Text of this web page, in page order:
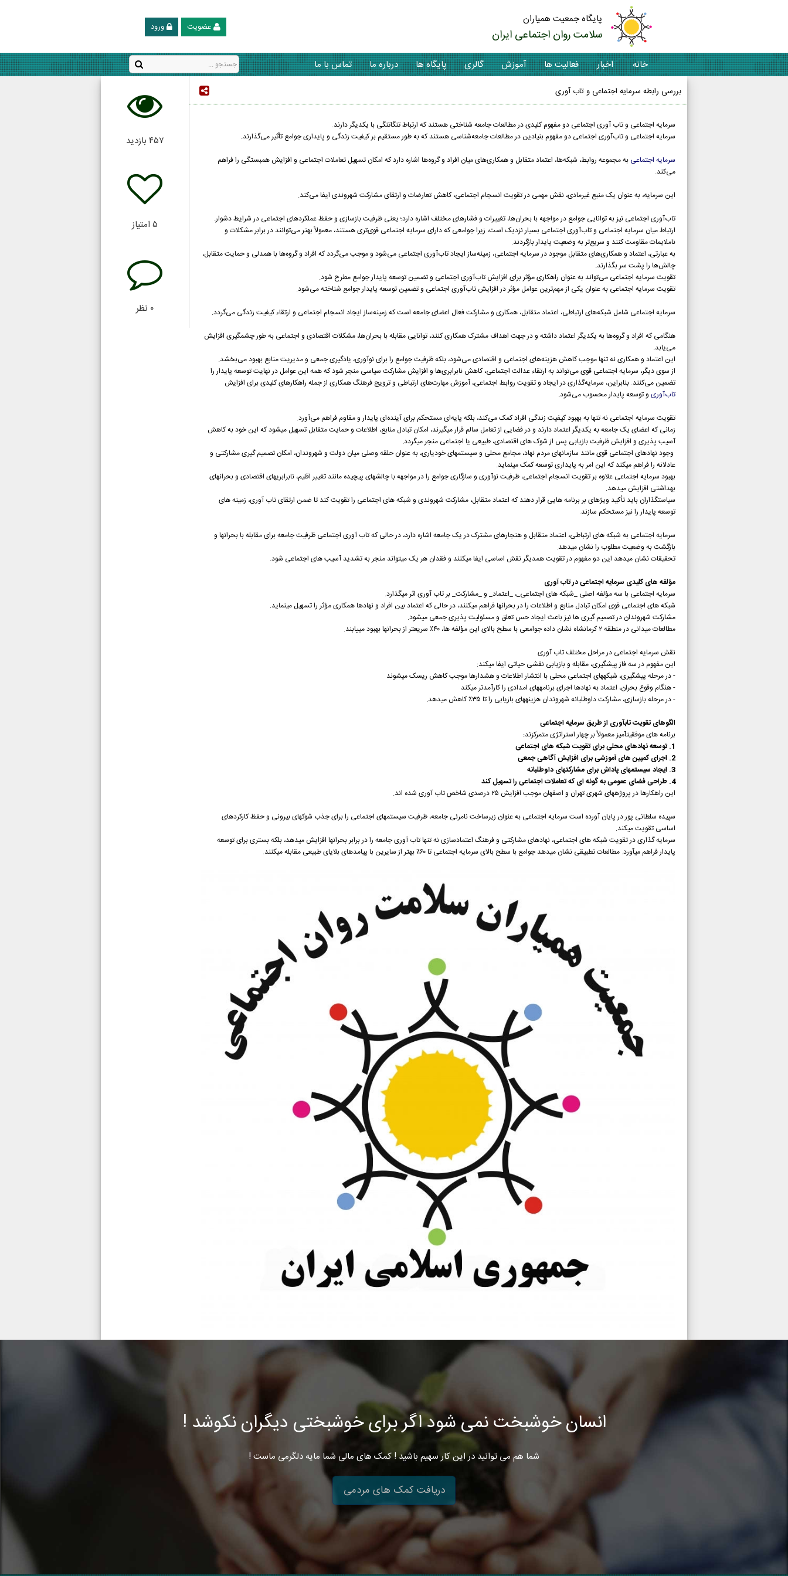
پایگاه جمعیت همیاران
سلامت روان اجتماعی ایران ورود عضویت
خانه اخبار فعالیت ها آموزش گالری پایگاه ها درباره ما تماس با ما
بررسی رابطه سرمایه اجتماعی و تاب آوری
سرمایه اجتماعی و تاب آوری اجتماعی دو مفهوم کلیدی در مطالعات جامعه شناختی هستند که ارتباط تنگاتنگی با یکدیگر دارند.
سرمایه اجتماعی و تاب‌آوری اجتماعی دو مفهوم بنیادین در مطالعات جامعه‌شناسی هستند که به طور مستقیم بر کیفیت زندگی و پایداری جوامع تأثیر می‌گذارند.
سرمایه اجتماعی به مجموعه روابط، شبکه‌ها، اعتماد متقابل و همکاری‌های میان افراد و گروه‌ها اشاره دارد که امکان تسهیل تعاملات اجتماعی و افزایش همبستگی را فراهم
می‌کند.
این سرمایه، به عنوان یک منبع غیرمادی، نقش مهمی در تقویت انسجام اجتماعی، کاهش تعارضات و ارتقای مشارکت شهروندی ایفا می‌کند.
تاب‌آوری اجتماعی نیز به توانایی جوامع در مواجهه با بحران‌ها، تغییرات و فشارهای مختلف اشاره دارد؛ یعنی ظرفیت بازسازی و حفظ عملکردهای اجتماعی در شرایط دشوار.
ارتباط میان سرمایه اجتماعی و تاب‌آوری اجتماعی بسیار نزدیک است، زیرا جوامعی که دارای سرمایه اجتماعی قوی‌تری هستند، معمولاً بهتر می‌توانند در برابر مشکلات و
ناملایمات مقاومت کنند و سریع‌تر به وضعیت پایدار بازگردند.
به عبارتی، اعتماد و همکاری‌های متقابل موجود در سرمایه اجتماعی، زمینه‌ساز ایجاد تاب‌آوری اجتماعی می‌شود و موجب می‌گردد که افراد و گروه‌ها با همدلی و حمایت متقابل،
چالش‌ها را پشت سر بگذارند.
تقویت سرمایه اجتماعی می‌تواند به عنوان راهکاری مؤثر برای افزایش تاب‌آوری اجتماعی و تضمین توسعه پایدار جوامع مطرح شود.
تقویت سرمایه اجتماعی به عنوان یکی از مهم‌ترین عوامل مؤثر در افزایش تاب‌آوری اجتماعی و تضمین توسعه پایدار جوامع شناخته می‌شود.
سرمایه اجتماعی شامل شبکه‌های ارتباطی، اعتماد متقابل، همکاری و مشارکت فعال اعضای جامعه است که زمینه‌ساز ایجاد انسجام اجتماعی و ارتقاء کیفیت زندگی می‌گردد.
هنگامی که افراد و گروه‌ها به یکدیگر اعتماد داشته و در جهت اهداف مشترک همکاری کنند، توانایی مقابله با بحران‌ها، مشکلات اقتصادی و اجتماعی به طور چشمگیری افزایش
می‌یابد.
این اعتماد و همکاری نه تنها موجب کاهش هزینه‌های اجتماعی و اقتصادی می‌شود، بلکه ظرفیت جوامع را برای نوآوری، یادگیری جمعی و مدیریت منابع بهبود می‌بخشد.
از سوی دیگر، سرمایه اجتماعی قوی می‌تواند به ارتقاء عدالت اجتماعی، کاهش نابرابری‌ها و افزایش مشارکت سیاسی منجر شود که همه این عوامل در نهایت توسعه پایدار را
تضمین می‌کنند. بنابراین، سرمایه‌گذاری در ایجاد و تقویت روابط اجتماعی، آموزش مهارت‌های ارتباطی و ترویج فرهنگ همکاری از جمله راهکارهای کلیدی برای افزایش
تاب‌آوری و توسعه پایدار محسوب می‌شود.
تقویت سرمایه اجتماعی نه تنها به بهبود کیفیت زندگی افراد کمک می‌کند، بلکه پایه‌ای مستحکم برای آینده‌ای پایدار و مقاوم فراهم می‌آورد.
زمانی که اعضای یک جامعه به یکدیگر اعتماد دارند و در فضایی از تعامل سالم قرار میگیرند، امکان تبادل منابع، اطلاعات و حمایت متقابل تسهیل میشود که این خود به کاهش
آسیب پذیری و افزایش ظرفیت بازیابی پس از شوک های اقتصادی، طبیعی یا اجتماعی منجر میگردد.
وجود نهادهای اجتماعی قوی مانند سازمانهای مردم نهاد، مجامع محلی و سیستمهای خودیاری، به عنوان حلقه وصلی میان دولت و شهروندان، امکان تصمیم گیری مشارکتی و
عادلانه را فراهم میکند که این امر به پایداری توسعه کمک مینماید.
بهبود سرمایه اجتماعی علاوه بر تقویت انسجام اجتماعی، ظرفیت نوآوری و سازگاری جوامع را در مواجهه با چالشهای پیچیده مانند تغییر اقلیم، نابرابریهای اقتصادی و بحرانهای
بهداشتی افزایش میدهد.
سیاستگذاران باید تأکید ویژهای بر برنامه هایی قرار دهند که اعتماد متقابل، مشارکت شهروندی و شبکه های اجتماعی را تقویت کند تا ضمن ارتقای تاب آوری، زمینه های
توسعه پایدار را نیز مستحکم سازند.
سرمایه اجتماعی به شبکه های ارتباطی، اعتماد متقابل و هنجارهای مشترک در یک جامعه اشاره دارد، در حالی که تاب آوری اجتماعی ظرفیت جامعه برای مقابله با بحرانها و
بازگشت به وضعیت مطلوب را نشان میدهد.
تحقیقات نشان میدهد این دو مفهوم در تقویت همدیگر نقش اساسی ایفا میکنند و فقدان هر یک میتواند منجر به تشدید آسیب های اجتماعی شود.
مؤلفه های کلیدی سرمایه اجتماعی در تاب آوری
سرمایه اجتماعی با سه مؤلفه اصلی _شبکه های اجتماعی_، _اعتماد_ و _مشارکت_ بر تاب آوری اثر میگذارد.
شبکه های اجتماعی قوی امکان تبادل منابع و اطلاعات را در بحرانها فراهم میکنند، در حالی که اعتماد بین افراد و نهادها همکاری مؤثر را تسهیل مینماید.
مشارکت شهروندان در تصمیم گیری ها نیز باعث ایجاد حس تعلق و مسئولیت پذیری جمعی میشود.
مطالعات میدانی در منطقه ۲ کرمانشاه نشان داده جوامعی با سطح بالای این مؤلفه ها، ۴۰٪ سریعتر از بحرانها بهبود مییابند.
نقش سرمایه اجتماعی در مراحل مختلف تاب آوری
این مفهوم در سه فاز پیشگیری، مقابله و بازیابی نقشی حیاتی ایفا میکند:
- در مرحله پیشگیری، شبکههای اجتماعی محلی با انتشار اطلاعات و هشدارها موجب کاهش ریسک میشوند
- هنگام وقوع بحران، اعتماد به نهادها اجرای برنامههای امدادی را کارآمدتر میکند
- در مرحله بازسازی، مشارکت داوطلبانه شهروندان هزینههای بازیابی را تا ۳۵٪ کاهش میدهد.
الگوهای تقویت تابآوری از طریق سرمایه اجتماعی
برنامه های موفقیتآمیز معمولاً بر چهار استراتژی متمرکزند:
1. توسعه نهادهای محلی برای تقویت شبکه های اجتماعی
2. اجرای کمپین های آموزشی برای افزایش آگاهی جمعی
3. ایجاد سیستمهای پاداش برای مشارکتهای داوطلبانه
4. طراحی فضای عمومی به گونه ای که تعاملات اجتماعی را تسهیل کند
این راهکارها در پروژههای شهری تهران و اصفهان موجب افزایش ۲۵ درصدی شاخص تاب آوری شده اند.
سپیده سلطانی پور در پایان آورده است سرمایه اجتماعی به عنوان زیرساخت نامرئی جامعه، ظرفیت سیستمهای اجتماعی را برای جذب شوکهای بیرونی و حفظ کارکردهای
اساسی تقویت میکند.
سرمایه گذاری در تقویت شبکه های اجتماعی، نهادهای مشارکتی و فرهنگ اعتمادسازی نه تنها تاب آوری جامعه را در برابر بحرانها افزایش میدهد، بلکه بستری برای توسعه
پایدار فراهم میآورد. مطالعات تطبیقی نشان میدهد جوامع با سطح بالای سرمایه اجتماعی تا ۶۰٪ بهتر از سایرین با پیامدهای بلایای طبیعی مقابله میکنند.
۴۵۷ بازدید
۵ امتیاز
۰ نظر
انسان خوشبخت نمی شود اگر برای خوشبختی دیگران نکوشد !
شما هم می توانید در این کار سهیم باشید ! کمک های مالی شما مایه دلگرمی ماست !
دریافت کمک های مردمی